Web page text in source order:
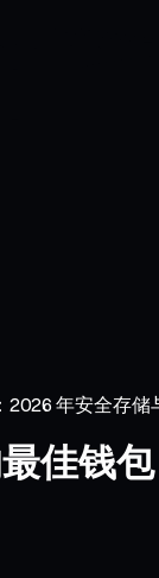
2026 年安全存储
最佳钱